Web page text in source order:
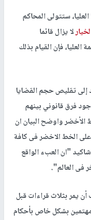
ستتولى المحاكم
لا يزال قائما
العليا، فإن القيام بذلك
تقليص حجم القضايا
فرق قانوني بينهم
واوضح البيان ان
على الخط الاخضر فى كافة
شاكيد "ان العبء الواقع
فى العالم".
يمر بثلاث قراءات قبل
مهتمين بشكل خاص بأحكام